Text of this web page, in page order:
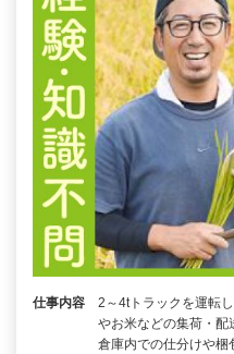
仕事内容
2～4tトラックを運転
やお米などの集荷・配
倉庫内での仕分けや